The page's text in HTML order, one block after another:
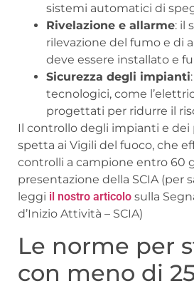
sistemi automatici di
Rivelazione e allarme: il
rilevazione del fumo e di
deve essere installato e
Sicurezza degli impianti
tecnologici, come
progettati per ridurre il
Il controllo degli impianti e dei
spetta ai Vigili del fuoco, che
controlli a campione entro 60
presentazione della SCIA (per
leggi il nostro articolo sulla
d’Inizio Attività – SCIA)
Le norme per
con meno di